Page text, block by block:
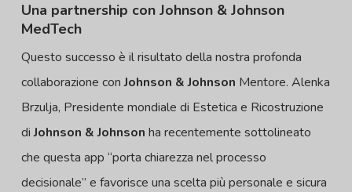
Una partnership con Johnson & Johnson
MedTech
Questo successo è il risultato della nostra profonda
collaborazione conJohnson & Johnson Mentore. Alenka
Brzulja, Presidente mondiale di Estetica e Ricostruzione
diJohnson & Johnson ha recentemente sottolineato
che questa app “porta chiarezza nel processo
decisionale” e favorisce una scelta più personale e sicura